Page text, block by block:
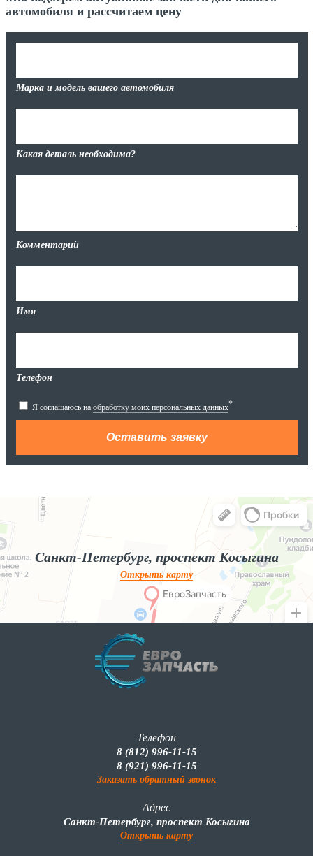
автомобиля и рассчитаем цену
Марка и модель вашего автомобиля
Какая деталь необходима?
Комментарий
Имя
Телефон
Я соглашаюсь на обработку моих персональных данных*
Яндекс.Карты
Яндекс.Карты — поиск мест и адресов, городской транспорт
Санкт-Петербург, проспект Косыгина
Открыть карту
Телефон
8 (812) 996-11-15
8 (921) 996-11-15
Заказать обратный звонок
Адрес
Санкт-Петербург, проспект Косыгина
Открыть карту